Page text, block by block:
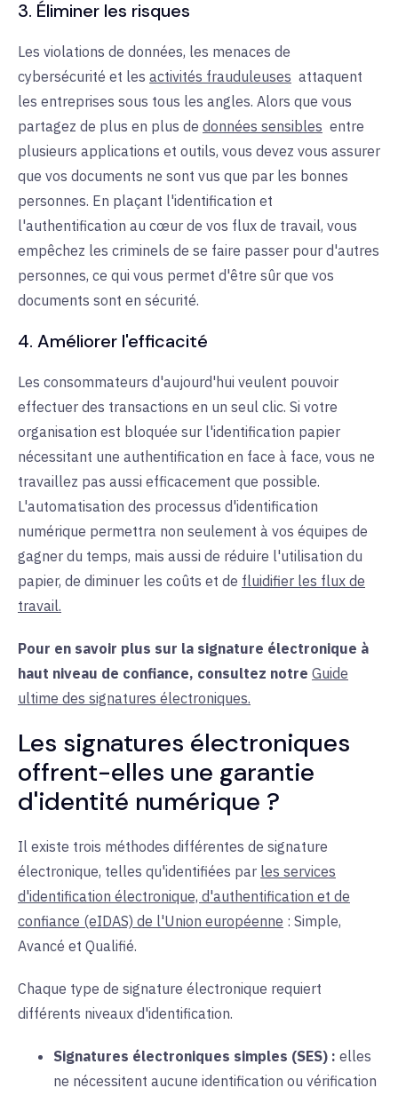
3. Éliminer les risques
Les violations de données, les menaces de
cybersécurité et les activités frauduleuses attaquent
les entreprises sous tous les angles. Alors que vous
partagez de plus en plus de données sensibles entre
plusieurs applications et outils, vous devez vous assurer
que vos documents ne sont vus que par les bonnes
personnes. En plaçant l'identification et
l'authentification au cœur de vos flux de travail, vous
empêchez les criminels de se faire passer pour d'autres
personnes, ce qui vous permet d'être sûr que vos
documents sont en sécurité.
4. Améliorer l'efficacité
Les consommateurs d'aujourd'hui veulent pouvoir
effectuer des transactions en un seul clic. Si votre
organisation est bloquée sur l'identification papier
nécessitant une authentification en face à face, vous ne
travaillez pas aussi efficacement que possible.
L'automatisation des processus d'identification
numérique permettra non seulement à vos équipes de
gagner du temps, mais aussi de réduire l'utilisation du
papier, de diminuer les coûts et de fluidifier les flux de
travail.
Pour en savoir plus sur la signature électronique à
haut niveau de confiance, consultez notre Guide
ultime des signatures électroniques.
Les signatures électroniques
offrent-elles une garantie
d'identité numérique ?
Il existe trois méthodes différentes de signature
électronique, telles qu'identifiées par les services
d'identification électronique, d'authentification et de
confiance (eIDAS) de l'Union européenne : Simple,
Avancé et Qualifié.
Chaque type de signature électronique requiert
différents niveaux d'identification.
Signatures électroniques simples (SES) : elles
ne nécessitent aucune identification ou vérification